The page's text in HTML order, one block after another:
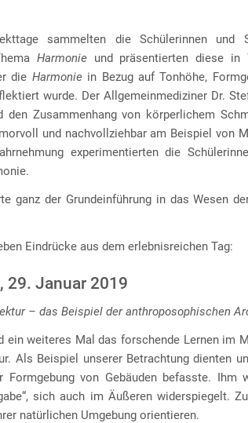
sammelten die Schülerinnen und
Harmonieund präsentierten diese in
die Harmoniein Bezug auf Tonhöhe,
wurde. Der Allgemeinmediziner Dr.
den Zusammenhang von körperlichem
und nachvollziehbar am Beispiel von
experimentierten die
ganz der Grundeinführung in das Wesen
Eindrücke aus dem erlebnisreichen Tag:
29. Januar 2019
– das Beispiel der anthroposophischen
ein weiteres Mal das forschende Lernen im
Als Beispiel unserer Betrachtung dienten
von Gebäuden befasste. Ihm
sich auch im Äußeren widerspiegelt.
natürlichen Umgebung orientieren.